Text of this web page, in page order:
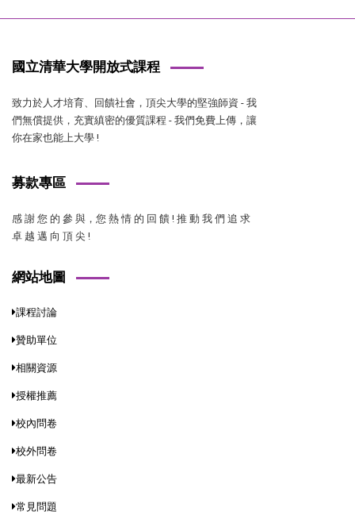
國立清華大學開放式課程
致力於人才培育、回饋社會，頂尖大學的堅強師資 - 我
們無償提供，充實縝密的優質課程 - 我們免費上傳，讓
你在家也能上大學 !
募款專區
感 謝 您 的 參 與，您 熱 情 的 回 饋 ! 推 動 我 們 追 求
卓 越 邁 向 頂 尖 !
網站地圖
課程討論
贊助單位
相關資源
授權推薦
校內問卷
校外問卷
最新公告
常見問題